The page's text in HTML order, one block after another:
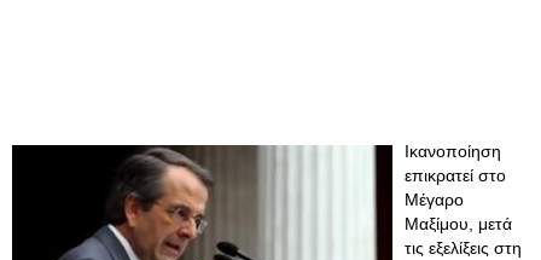
Ικανοποίηση
επικρατεί στο
Μέγαρο
Μαξίμου, μετά
τις εξελίξεις στη